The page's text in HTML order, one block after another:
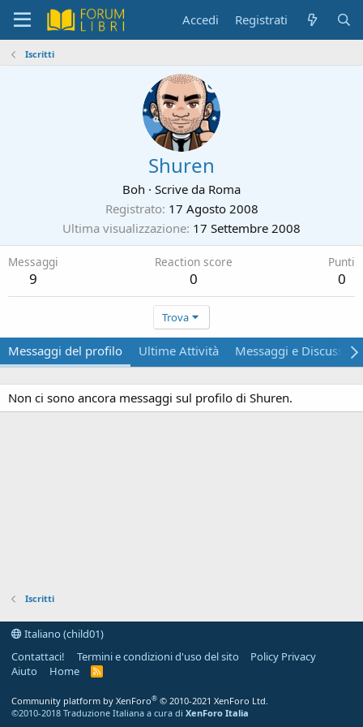
Accedi Registrati
Iscritti
Shuren
Boh · Scrive da Roma
Registrato 17 Agosto 2008
Ultima visualizzazione 17 Settembre 2008
Messaggi
9
Reaction score
0
Punti
0
Trova
Messaggi del profilo Ultime Attività Messaggi e
Non ci sono ancora messaggi sul profilo di Shuren.
Iscritti
Italiano (child01)
Contattaci!
Termini e condizioni d'uso del sito
Policy Privacy
Aiuto
Home
R
Community platform by XenForo® © 2010-2021 XenForo Ltd.
©2010-2018 Traduzione Italiana a cura di XenForo Italia